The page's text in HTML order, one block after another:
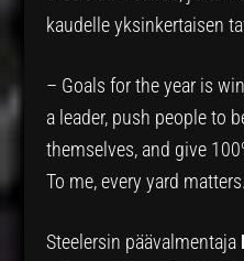
kaudelle yksinkertaisen
– Goals for the year is
a leader, push people to
themselves, and give
To me, every yard matters.
Steelersin päävalmentaja